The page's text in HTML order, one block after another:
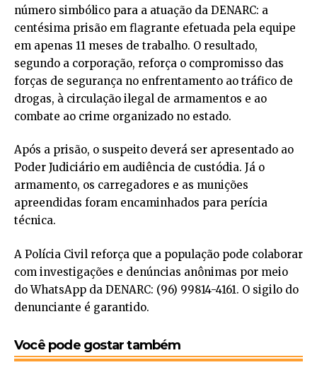
número simbólico para a atuação da DENARC: a
centésima prisão em flagrante efetuada pela equipe
em apenas 11 meses de trabalho. O resultado,
segundo a corporação, reforça o compromisso das
forças de segurança no enfrentamento ao tráfico de
drogas, à circulação ilegal de armamentos e ao
combate ao crime organizado no estado.
Após a prisão, o suspeito deverá ser apresentado ao
Poder Judiciário em audiência de custódia. Já o
armamento, os carregadores e as munições
apreendidas foram encaminhados para perícia
técnica.
A Polícia Civil reforça que a população pode colaborar
com investigações e denúncias anônimas por meio
do WhatsApp da DENARC: (96) 99814-4161. O sigilo do
denunciante é garantido.
Você pode gostar também